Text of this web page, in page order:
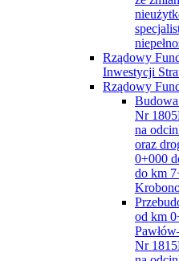
Rządowy
Inwestycji
Rządowy
Nr
na
oraz
0+000
do km
od km
Nr